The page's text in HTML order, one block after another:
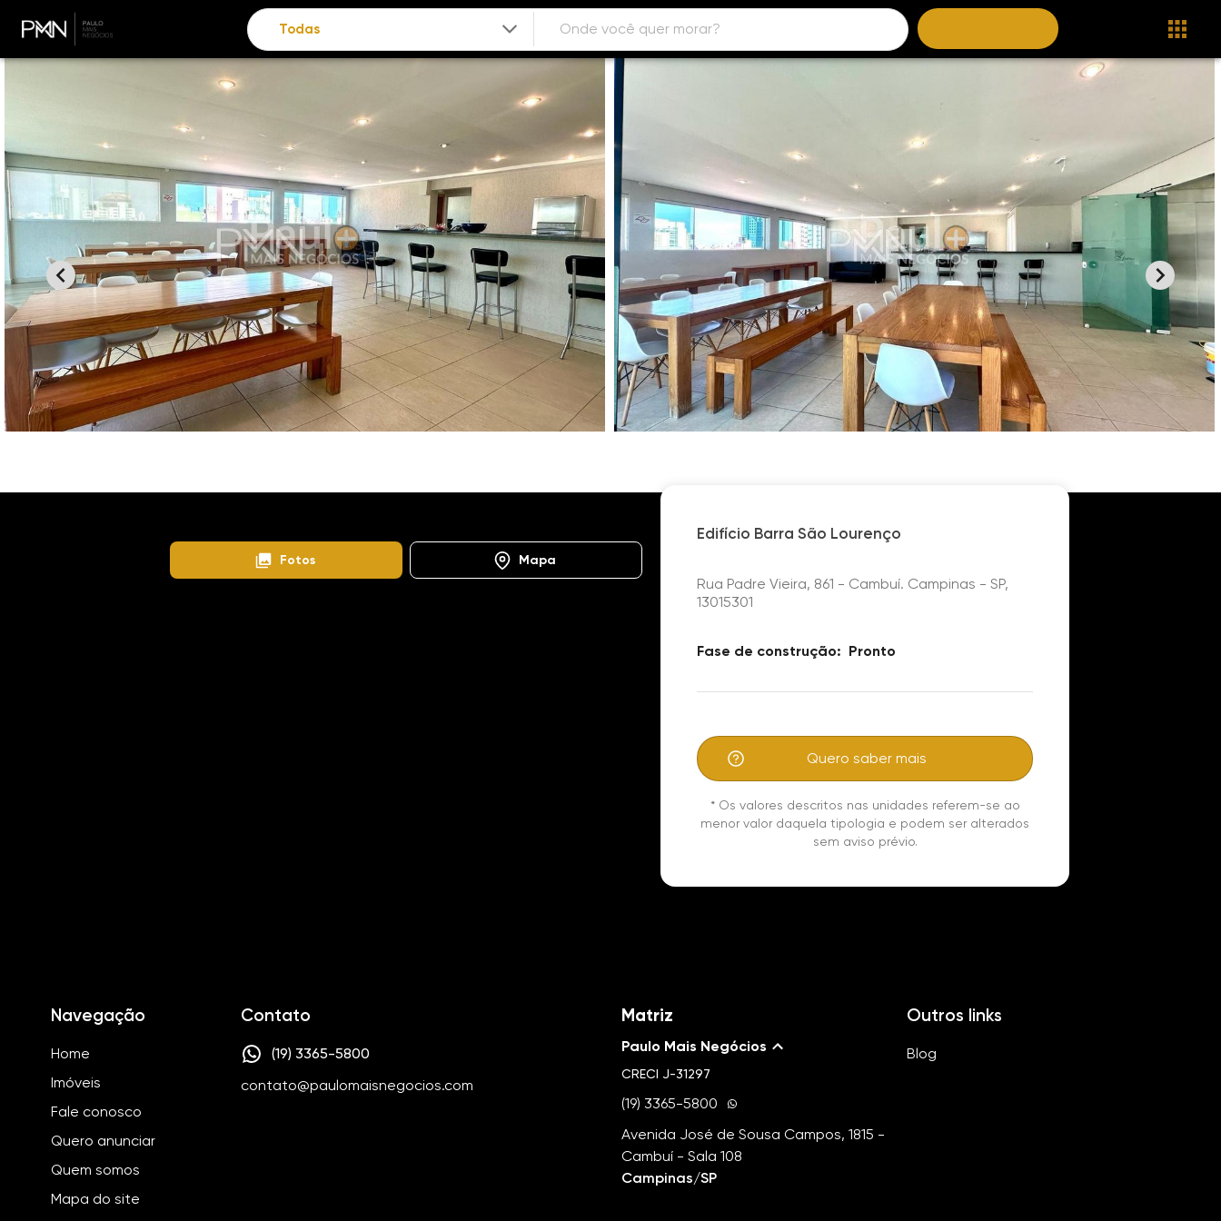
Fotos Mapa
Edifício Barra São Lourenço
Rua Padre Vieira, 861 - Cambuí. Campinas - SP,
13015301
Fase de construção: Pronto
Quero saber mais
* Os valores descritos nas unidades referem-se ao
menor valor daquela tipologia e podem ser alterados
sem aviso prévio.
Navegação
Home
Imóveis
Fale conosco
Quero anunciar
Quem somos
Mapa do site
Contato
(19) 3365-5800
contato@paulomaisnegocios.com
Matriz
Paulo Mais Negócios
CRECI J-31297
(19) 3365-5800
Avenida José de Sousa Campos, 1815 -
Cambuí - Sala 108
Campinas/SP
Outros links
Blog